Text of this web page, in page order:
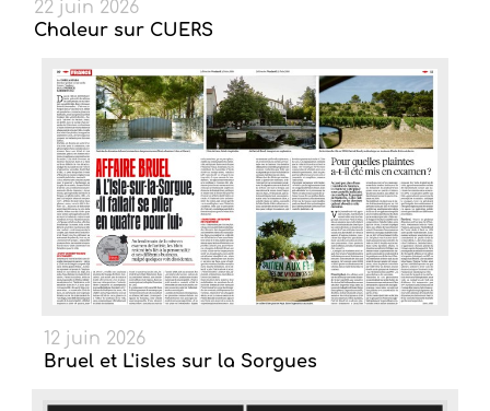
22 juin 2026
Chaleur sur CUERS
12 juin 2026
Bruel et L'isles sur la Sorgues